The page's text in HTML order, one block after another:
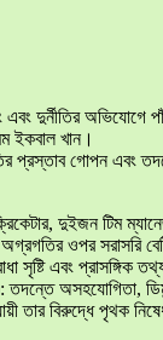
এবং দুর্নীতির
ইকবাল খান।
প্রস্তাব গোপন
দুইজন টিম
ওপর সরাসরি
সৃষ্টি এবং প্রাসঙ্গিক
তদন্তে অসহযোগিতা,
বিরুদ্ধে পৃথক